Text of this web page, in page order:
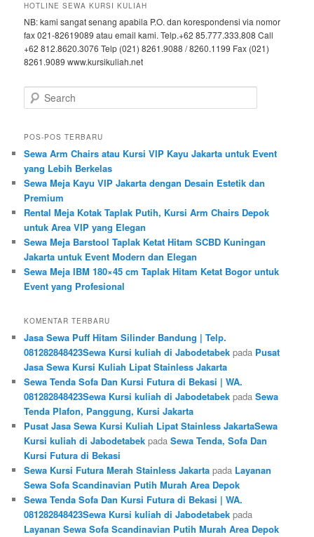
HOTLINE SEWA KURSI KULIAH
NB: kami sangat senang apabila P.O. dan korespondensi via nomor
fax 021-82619089 atau email kami. Telp.+62 85.777.333.808 Call
+62 812.8620.3076 Telp (021) 8261.9088 / 8260.1199 Fax (021)
8261.9089 www.kursikuliah.net
Search
POS-POS TERBARU
Sewa Arm Chairs atau Kursi VIP Kayu Jakarta untuk Event
yang Lebih Berkelas
Sewa Meja Kayu VIP Jakarta dengan Desain Estetik dan
Premium
Rental Meja Kotak Taplak Putih, Kursi Arm Chairs Depok
untuk Area VIP yang Elegan
Sewa Meja Barstool Taplak Ketat Hitam SCBD Kuningan
Jakarta untuk Event Modern dan Elegan
Sewa Meja IBM 180×45 cm Taplak Hitam Ketat Bogor untuk
Event yang Profesional
KOMENTAR TERBARU
Jasa Sewa Puff Hitam Silinder Bandung | Telp.
081282848423Sewa Kursi kuliah di Jabodetabek pada Pusat
Jasa Sewa Kursi Kuliah Lipat Stainless Jakarta
Sewa Tenda Sofa Dan Kursi Futura di Bekasi | WA.
081282848423Sewa Kursi kuliah di Jabodetabek padaSewa
Tenda Plafon, Panggung, Kursi Jakarta
Pusat Jasa Sewa Kursi Kuliah Lipat Stainless JakartaSewa
Kursi kuliah di Jabodetabek padaSewa Tenda, Sofa Dan
Kursi Futura di Bekasi
Sewa Kursi Futura Merah Stainless Jakarta pada Layanan
Sewa Sofa Scandinavian Putih Murah Area Depok
Sewa Tenda Sofa Dan Kursi Futura di Bekasi | WA.
081282848423Sewa Kursi kuliah di Jabodetabek pada
Layanan Sewa Sofa Scandinavian Putih Murah Area Depok